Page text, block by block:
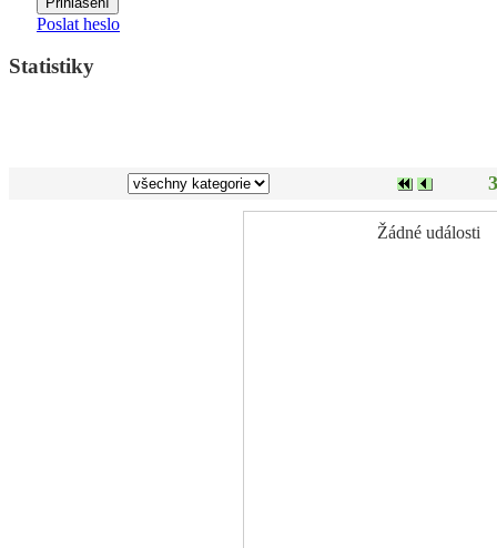
Poslat heslo
Statistiky
Žádné události